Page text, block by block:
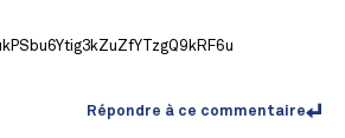
Répondre à ce commentaire